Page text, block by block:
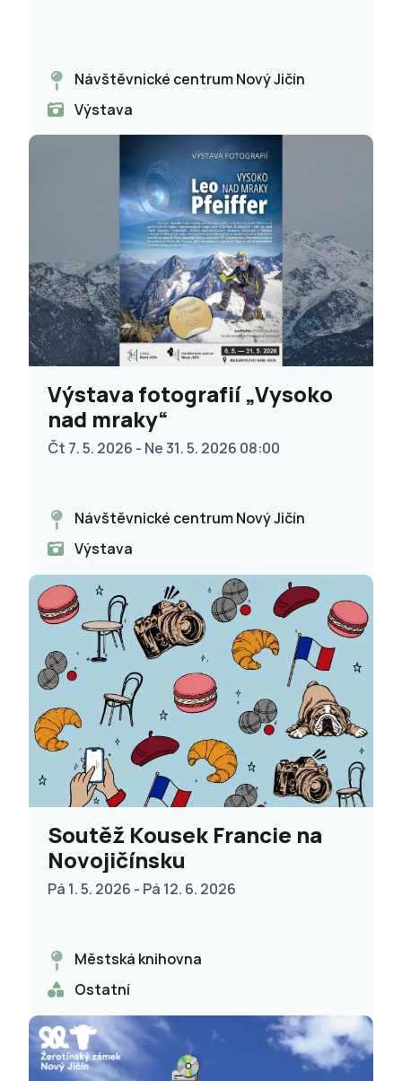
Návštěvnické centrum Nový Jičín
Výstava
Výstava fotografií „Vysoko
nad mraky“
Čt 7. 5. 2026 - Ne 31. 5. 2026 08:00
Návštěvnické centrum Nový Jičín
Výstava
Soutěž Kousek Francie na
Novojičínsku
Pá 1. 5. 2026 - Pá 12. 6. 2026
Městská knihovna
Ostatní